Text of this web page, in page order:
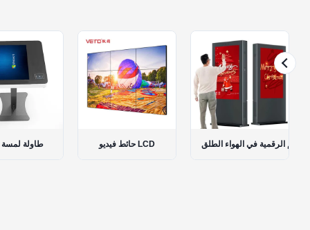
حائط فيديو LCD الطوطم الرقمية في الهواء الطلقالسبورة الذكية التفاعلية